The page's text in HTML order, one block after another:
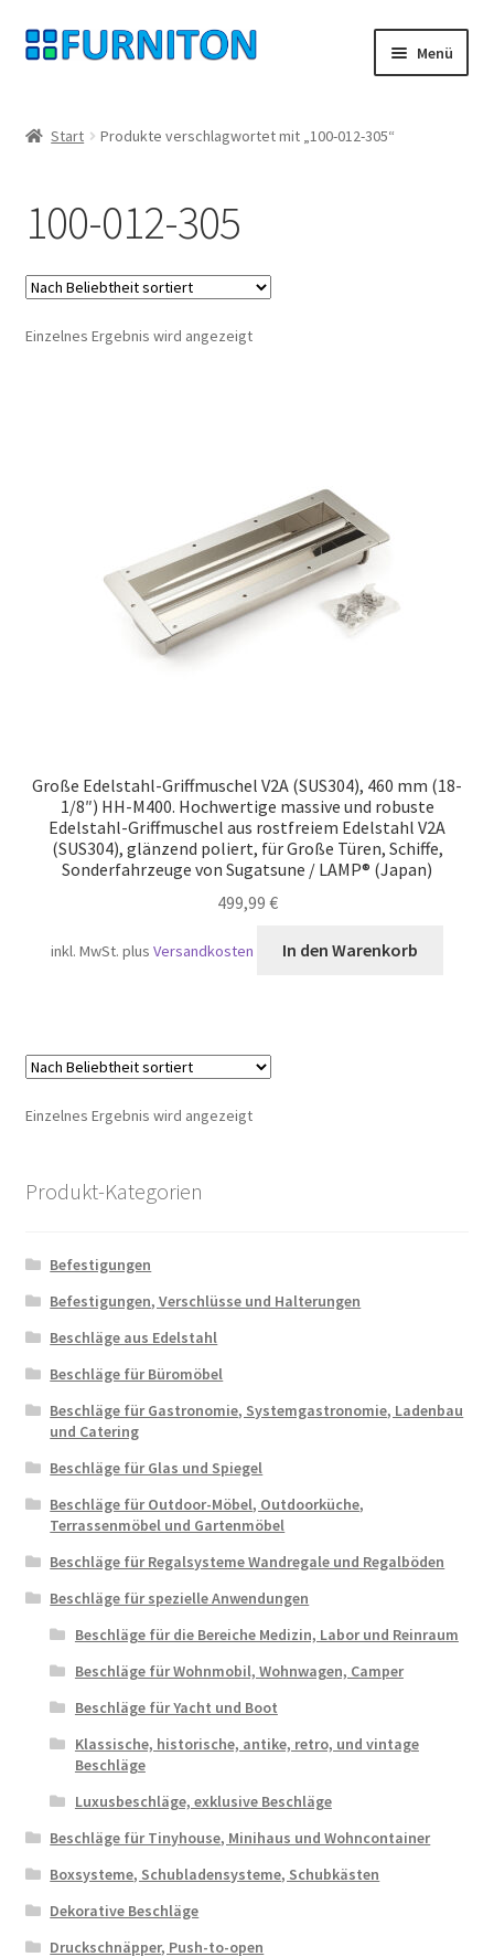
Zur
Navigation
Zum
Inhalt
Menü
Datenschutz
Widerrufsrecht
Kontakt
Start Produkte verschlagwortet mit „100-012-305“
100-012-305
Einzelnes Ergebnis wird angezeigt
Große Edelstahl-Griffmuschel V2A (SUS304), 460 mm (18-
1/8″) HH-M400. Hochwertige massive und robuste
Edelstahl-Griffmuschel aus rostfreiem Edelstahl V2A
(SUS304), glänzend poliert, für Große Türen, Schiffe,
Sonderfahrzeuge von Sugatsune / LAMP® (Japan)
499,99 €
inkl. MwSt. plusVersandkosten In den Warenkorb
Einzelnes Ergebnis wird angezeigt
Produkt-Kategorien
Befestigungen
Befestigungen, Verschlüsse und Halterungen
Beschläge aus Edelstahl
Beschläge für Büromöbel
Beschläge für Gastronomie, Systemgastronomie, Ladenbau
und Catering
Beschläge für Glas und Spiegel
Beschläge für Outdoor-Möbel, Outdoorküche,
Terrassenmöbel und Gartenmöbel
Beschläge für Regalsysteme Wandregale und Regalböden
Beschläge für spezielle Anwendungen
Beschläge für die Bereiche Medizin, Labor und Reinraum
Beschläge für Wohnmobil, Wohnwagen, Camper
Beschläge für Yacht und Boot
Klassische, historische, antike, retro, und vintage
Beschläge
Luxusbeschläge, exklusive Beschläge
Beschläge für Tinyhouse, Minihaus und Wohncontainer
Boxsysteme, Schubladensysteme, Schubkästen
Dekorative Beschläge
Druckschnäpper, Push-to-open